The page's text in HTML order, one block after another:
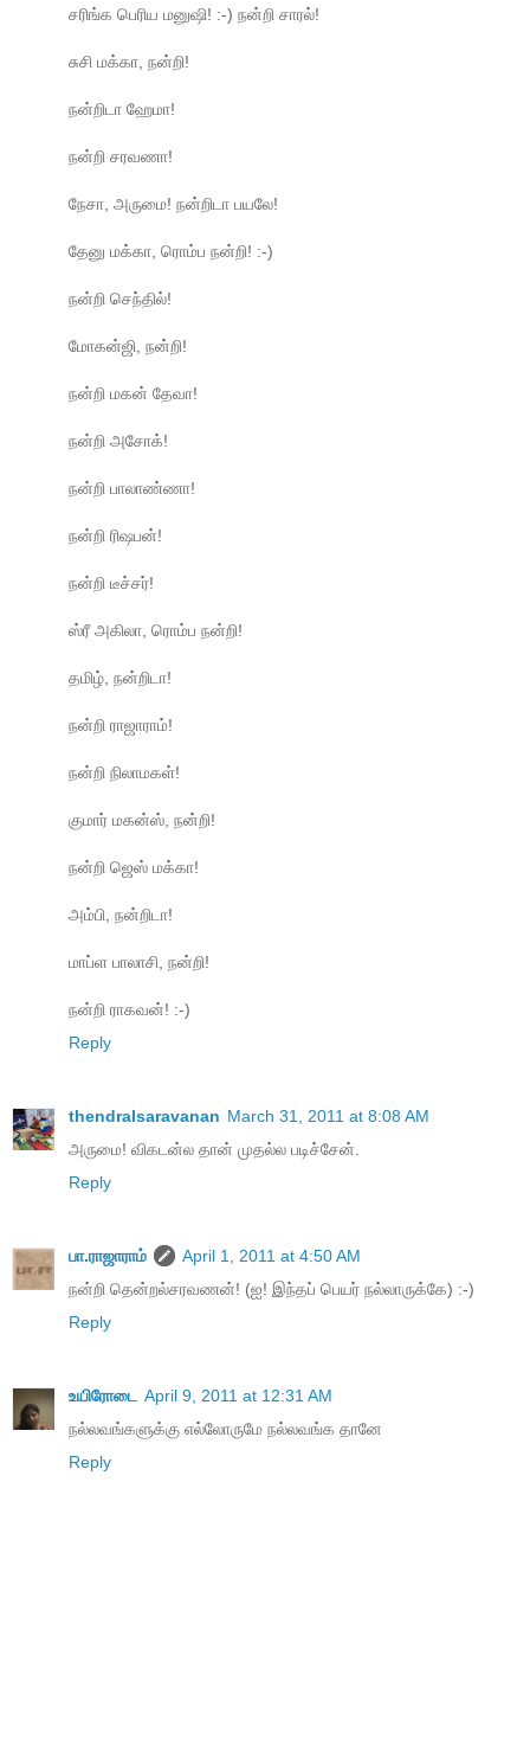
சரிங்க பெரிய மனுஷி! :-) நன்றி சாரல்!
சுசி மக்கா, நன்றி!
நன்றிடா ஹேமா!
நன்றி சரவணா!
நேசா, அருமை! நன்றிடா பயலே!
தேனு மக்கா, ரொம்ப நன்றி! :-)
நன்றி செந்தில்!
மோகன்ஜி, நன்றி!
நன்றி மகன் தேவா!
நன்றி அசோக்!
நன்றி பாலாண்ணா!
நன்றி ரிஷபன்!
நன்றி டீச்சர்!
ஸ்ரீ அகிலா, ரொம்ப நன்றி!
தமிழ், நன்றிடா!
நன்றி ராஜாராம்!
நன்றி நிலாமகள்!
குமார் மகன்ஸ், நன்றி!
நன்றி ஜெஸ் மக்கா!
அம்பி, நன்றிடா!
மாப்ள பாலாசி, நன்றி!
நன்றி ராகவன்! :-)
Reply
thendralsaravanan March 31, 2011 at 8:08 AM
அருமை! விகடன்ல தான் முதல்ல படிச்சேன்.
Reply
பா.ராஜாராம்
April 1, 2011 at 4:50 AM
நன்றி தென்றல்சரவணன்! (ஐ! இந்தப் பெயர் நல்லாருக்கே) :-)
Reply
உயிரோடை
April 9, 2011 at 12:31 AM
நல்லவங்களுக்கு எல்லோருமே நல்லவங்க தானே
Reply